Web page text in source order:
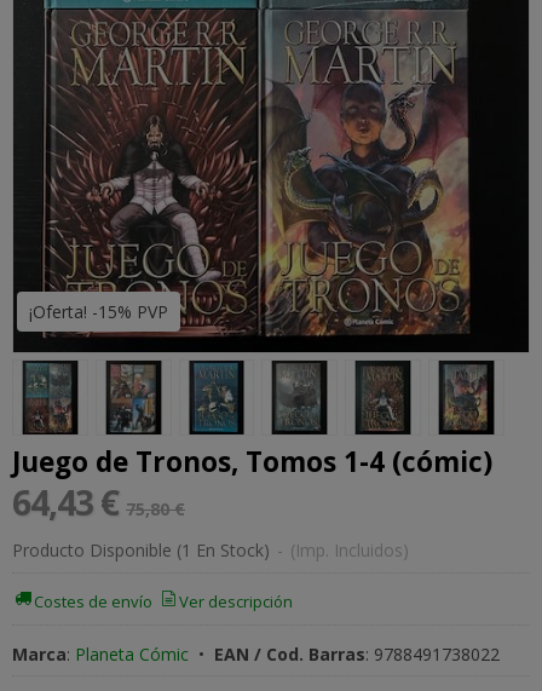
¡Oferta! -15% PVP
Juego de Tronos, Tomos 1-4 (cómic)
64,43 € 75,80 €
Producto Disponible (1 En Stock) - (Imp. Incluidos)
Costes de envío Ver descripción
Marca: Planeta Cómic • EAN / Cod. Barras: 9788491738022